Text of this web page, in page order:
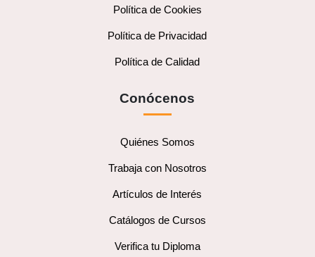
Política de Cookies
Política de Privacidad
Política de Calidad
Conócenos
Quiénes Somos
Trabaja con Nosotros
Artículos de Interés
Catálogos de Cursos
Verifica tu Diploma